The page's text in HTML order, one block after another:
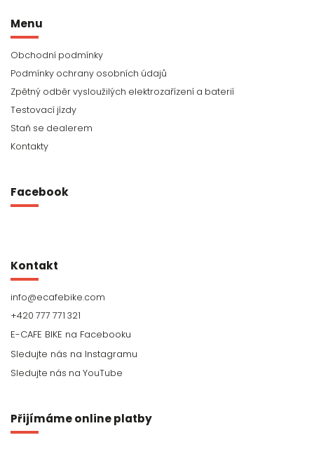
Menu
Obchodní podmínky
Podmínky ochrany osobních údajů
Zpětný odběr vysloužilých elektrozařízení a baterií
Testovací jízdy
Staň se dealerem
Kontakty
Facebook
Kontakt
info@ecafebike.com
+420 777 771 321
Sledujte nás na YouTube
Přijímáme online platby